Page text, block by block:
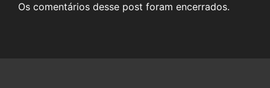
Os comentários desse post foram encerrados.